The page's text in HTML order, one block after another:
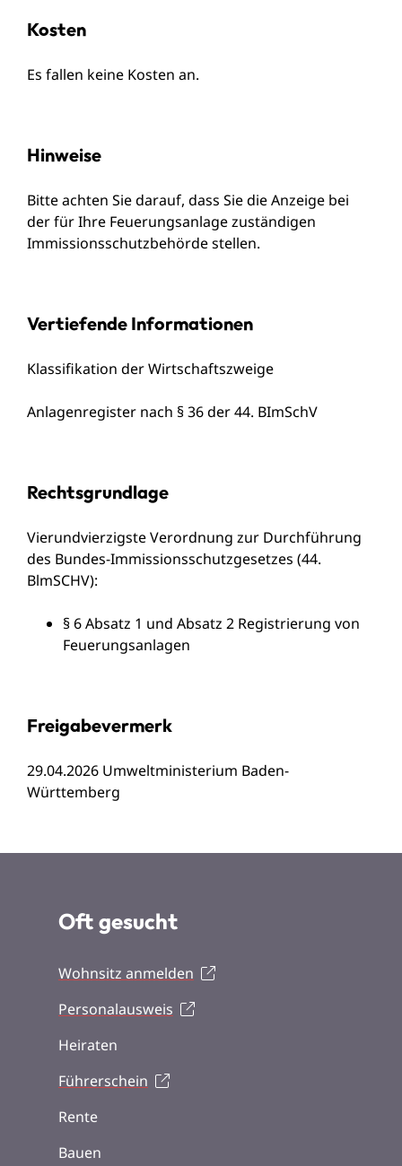
Kosten
Es fallen keine Kosten an.
Hinweise
Bitte achten Sie darauf, dass Sie die Anzeige bei
der für Ihre Feuerungsanlage zuständigen
Immissionsschutzbehörde stellen.
Vertiefende Informationen
Klassifikation der Wirtschaftszweige
Anlagenregister nach § 36 der 44. BImSchV
Rechtsgrundlage
Vierundvierzigste Verordnung zur Durchführung
des Bundes-Immissionsschutzgesetzes (44.
BlmSCHV):
§ 6 Absatz 1 und Absatz 2 Registrierung von
Feuerungsanlagen
Freigabevermerk
29.04.2026 Umweltministerium Baden-
Württemberg
Oft gesucht
Wohnsitz anmelden
Personalausweis
Heiraten
Führerschein
Rente
Bauen